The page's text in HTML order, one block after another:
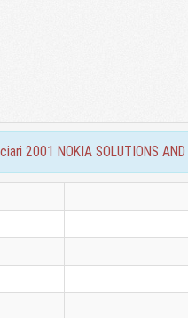
2001 NOKIA SOLUTIONS AND